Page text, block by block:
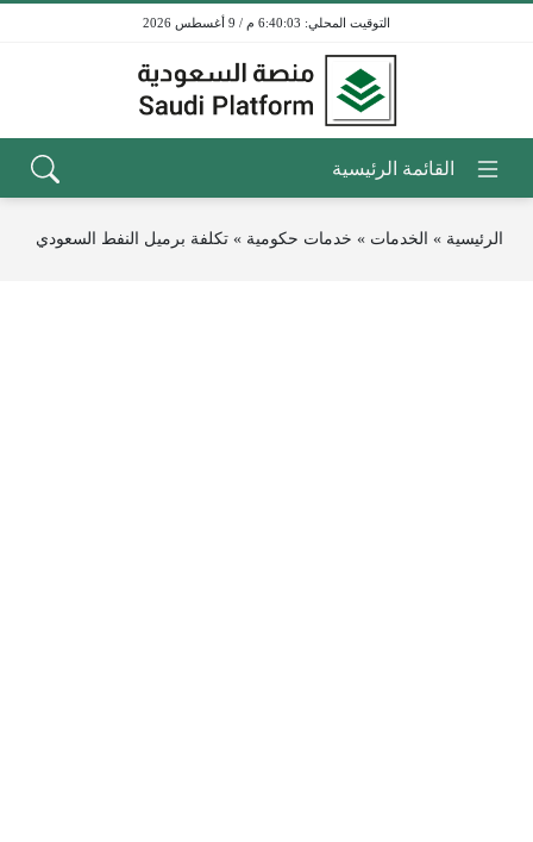
6:40:03 م / 9 أغسطس 2026
الرئيسية » الخدمات » خدمات حكومية » تكلفة برميل النفط السعودي